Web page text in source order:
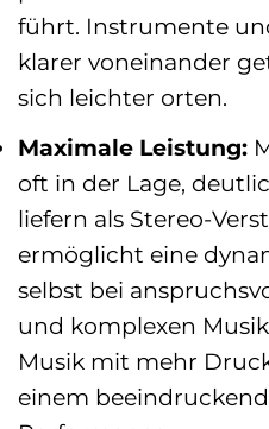
führt. Instrumente
klarer voneinander
sich leichter orten.
Maximale Leistung:
oft in der Lage,
liefern als Stereo-
ermöglicht eine
selbst bei
und komplexen
Musik mit mehr
einem